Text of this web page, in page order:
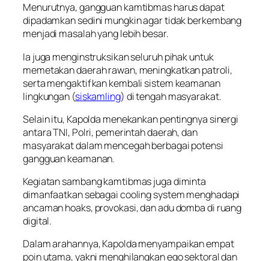
Menurutnya, gangguan kamtibmas harus dapat
dipadamkan sedini mungkin agar tidak berkembang
menjadi masalah yang lebih besar.
Ia juga menginstruksikan seluruh pihak untuk
memetakan daerah rawan, meningkatkan patroli,
serta mengaktifkan kembali sistem keamanan
lingkungan (siskamling) di tengah masyarakat.
Selain itu, Kapolda menekankan pentingnya sinergi
antara TNI, Polri, pemerintah daerah, dan
masyarakat dalam mencegah berbagai potensi
gangguan keamanan.
Kegiatan sambang kamtibmas juga diminta
dimanfaatkan sebagai cooling system menghadapi
ancaman hoaks, provokasi, dan adu domba di ruang
digital.
Dalam arahannya, Kapolda menyampaikan empat
poin utama, yakni menghilangkan ego sektoral dan